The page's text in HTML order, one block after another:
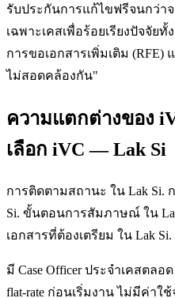
รับประกันการแก้ไขฟรีจนกว่าจ
เฉพาะเคสเพื่อร้อยเรียงปัจจัย
การขอเอกสารเพิ่มเติม (RFE)
ไม่สอดคล้องกัน"
ความแตกต่างของ
เลือก iVC — Lak Si
การติดตามสถานะ ใน Lak Si.
Si. ขั้นตอนการสัมภาษณ์ ใน
เอกสารที่ต้องเตรียม ใน Lak Si.
มี Case Officer ประจำเคสตลอ
flat-rate ก่อนเริ่มงาน ไม่มีค่าใ